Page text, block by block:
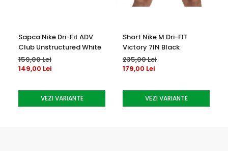
Sapca Nike Dri-Fit ADV
Club Unstructured White
159,00 Lei
149,00 Lei
VEZI VARIANTE
Short Nike M Dri-FIT
Victory 7IN Black
235,00 Lei
179,00 Lei
VEZI VARIANTE